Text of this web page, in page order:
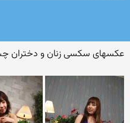
عکسهای سکسی زنان و دختران